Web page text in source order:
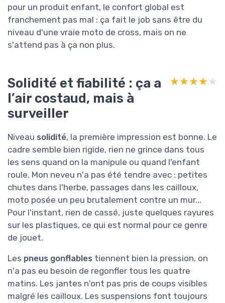
pour un produit enfant, le confort global est
franchement pas mal : ça fait le job sans être du
niveau d'une vraie moto de cross, mais on ne
s'attend pas à ça non plus.
Solidité et fiabilité : ça a
l’air costaud, mais à
surveiller
★★★★★
★★★★★
Niveau solidité, la première impression est bonne. Le
cadre semble bien rigide, rien ne grince dans tous
les sens quand on la manipule ou quand l'enfant
roule. Mon neveu n'a pas été tendre avec : petites
chutes dans l'herbe, passages dans les cailloux,
moto posée un peu brutalement contre un mur...
Pour l'instant, rien de cassé, juste quelques rayures
sur les plastiques, ce qui est normal pour ce genre
de jouet.
Les pneus gonflables tiennent bien la pression, on
n'a pas eu besoin de regonfler tous les quatre
matins. Les jantes n'ont pas pris de coups visibles
malgré les cailloux. Les suspensions font toujours